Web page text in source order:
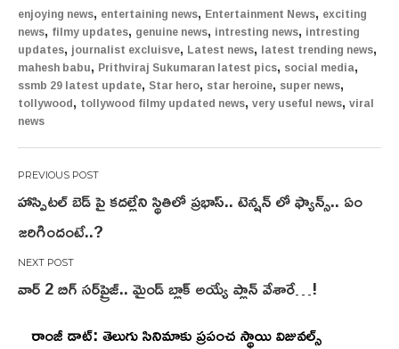
enjoying news, entertaining news, Entertainment News, exciting
news, filmy updates, genuine news, intresting news, intresting
updates, journalist excluisve, Latest news, latest trending news,
mahesh babu, Prithviraj Sukumaran latest pics, social media,
ssmb 29 latest update, Star hero, star heroine, super news,
tollywood, tollywood filmy updated news, very useful news, viral
news
Post
navigation
హాస్పిటల్ బెడ్ పై కదల్లేని స్థితిలో ప్రభాస్.. టెన్షన్ లో ఫ్యాన్స్.. ఏం
జరిగిందంటే..?
వార్ 2 బిగ్ స‌ర్‌ప్రైజ్‌.. మైండ్ బ్లాక్ అయ్యే ప్లాన్ వేశారే…!
రాంజీ డాట్: తెలుగు సినిమాకు ప్రపంచ స్థాయి విజువల్స్